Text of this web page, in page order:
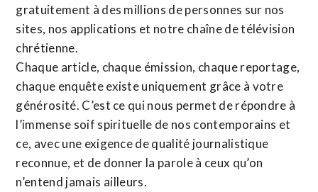
gratuitement à des millions de personnes sur nos
sites, nos applications et notre chaîne de télévision
chrétienne.
Chaque article, chaque émission, chaque reportage,
chaque enquête existe uniquement grâce à votre
générosité. C’est ce qui nous permet de répondre à
l’immense soif spirituelle de nos contemporains et
ce, avec une exigence de qualité journalistique
reconnue, et de donner la parole à ceux qu’on
n’entend jamais ailleurs.